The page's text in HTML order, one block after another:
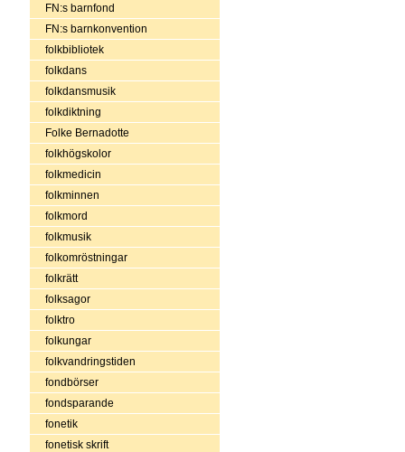
FN:s barnfond
FN:s barnkonvention
folkbibliotek
folkdans
folkdansmusik
folkdiktning
Folke Bernadotte
folkhögskolor
folkmedicin
folkminnen
folkmord
folkmusik
folkomröstningar
folkrätt
folksagor
folktro
folkungar
folkvandringstiden
fondbörser
fondsparande
fonetik
fonetisk skrift